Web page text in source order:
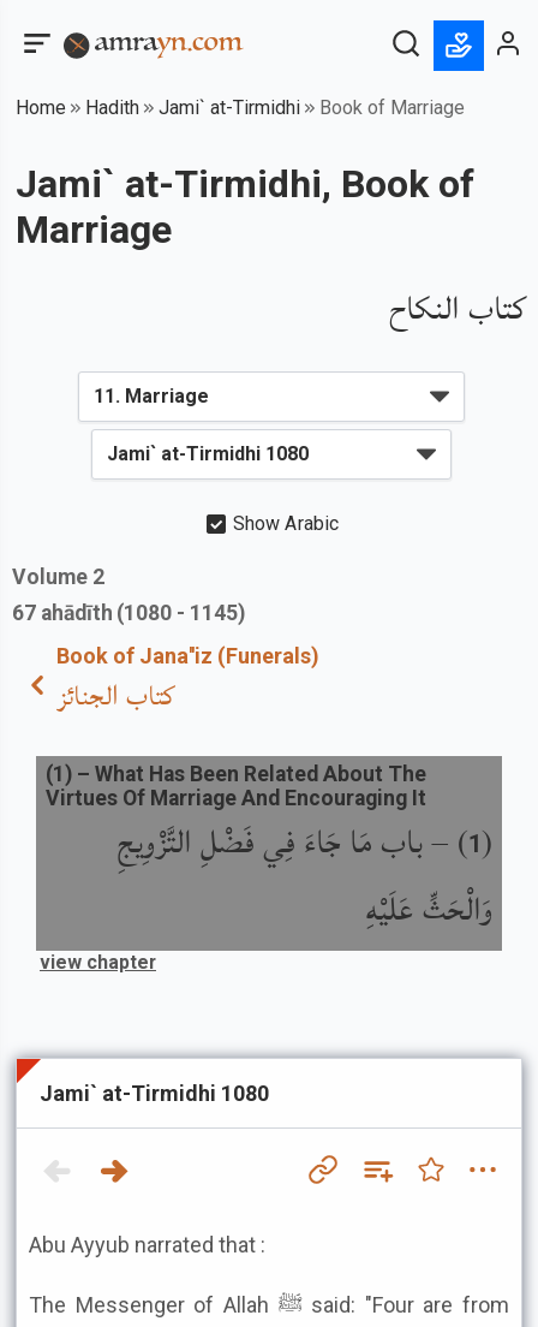
Home Hadith Jami` at-Tirmidhi Book of Marriage
Jami` at-Tirmidhi, Book of
Marriage
كتاب النكاح
Show Arabic
Volume 2
67 ahādīth (1080 - 1145)
Book of Jana''iz (Funerals)
كتاب الجنائز
(
1
) –باب مَا جَاءَ فِي فَضْلِ التَّزْوِيجِ
وَالْحَثِّ عَلَيْهِ
(1 ) – What Has Been Related About The
Virtues Of Marriage And Encouraging It
view chapter
Jami` at-Tirmidhi 1080
Abu Ayyub narrated that :
The Messenger of Allah ﷺ said: "Four are from